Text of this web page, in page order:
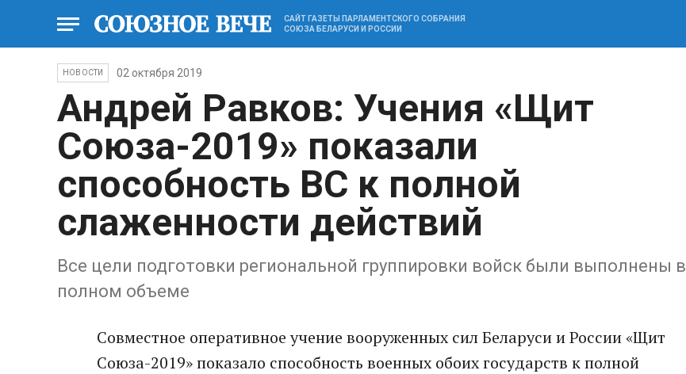
САЙТ ГАЗЕТЫ ПАРЛАМЕНТСКОГО СОБРАНИЯ
СОЮЗА БЕЛАРУСИ И РОССИИ
НОВОСТИ 02 октября 2019
Андрей Равков: Учения «Щит
Союза-2019» показали
способность ВС к полной
слаженности действий
Все цели подготовки региональной группировки войск были выполнены в
полном объеме
Совместное оперативное учение вооруженных сил Беларуси и России «Щит
Союза-2019» показало способность военных обоих государств к полной